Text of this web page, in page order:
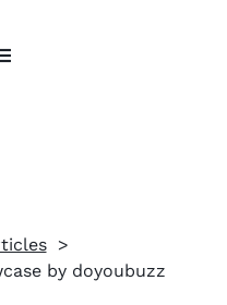
by doyoubuzz